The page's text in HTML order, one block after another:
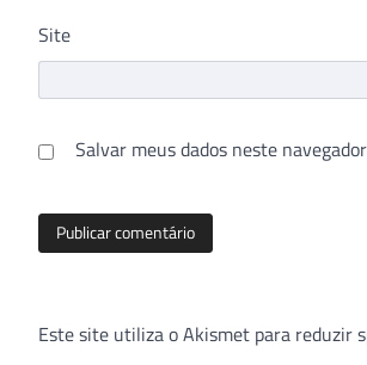
Site
Salvar meus dados neste
Este site utiliza o Akismet para reduzir